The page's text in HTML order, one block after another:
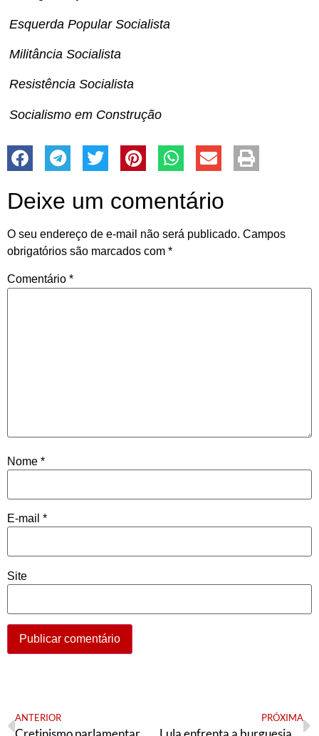
Esquerda Popular Socialista
Militância Socialista
Resistência Socialista
Socialismo em Construção
Deixe um comentário
O seu endereço de e-mail não será publicado. Campos
obrigatórios são marcados com *
Comentário *
Nome *
E-mail *
Site
ANTERIOR PRÓXIMA